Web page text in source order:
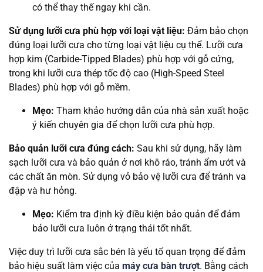
có thể thay thế ngay khi cần.
Sử dụng lưỡi cưa phù hợp với loại vật liệu: Đảm bảo chọn
đúng loại lưỡi cưa cho từng loại vật liệu cụ thể. Lưỡi cưa
hợp kim (Carbide-Tipped Blades) phù hợp với gỗ cứng,
trong khi lưỡi cưa thép tốc độ cao (High-Speed Steel
Blades) phù hợp với gỗ mềm.
Mẹo: Tham khảo hướng dẫn của nhà sản xuất hoặc
ý kiến chuyên gia để chọn lưỡi cưa phù hợp.
Bảo quản lưỡi cưa đúng cách: Sau khi sử dụng, hãy làm
sạch lưỡi cưa và bảo quản ở nơi khô ráo, tránh ẩm ướt và
các chất ăn mòn. Sử dụng vỏ bảo vệ lưỡi cưa để tránh va
đập và hư hỏng.
Mẹo: Kiểm tra định kỳ điều kiện bảo quản để đảm
bảo lưỡi cưa luôn ở trạng thái tốt nhất.
Việc duy trì lưỡi cưa sắc bén là yếu tố quan trọng để đảm
bảo hiệu suất làm việc của máy cưa bàn trượt. Bằng cách